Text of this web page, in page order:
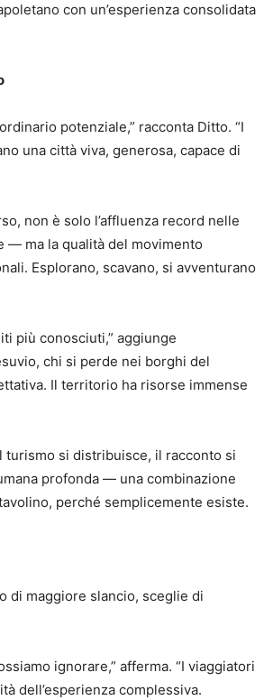
con un’esperienza consolidata
potenziale,” racconta Ditto. “I
una città viva, generosa, capace di
non è solo l’affluenza record nelle
ma la qualità del movimento
Esplorano, scavano, si avventurano
più conosciuti,” aggiunge
chi si perde nei borghi del
Il territorio ha risorse immense
turismo si distribuisce, il racconto si
profonda — una combinazione
perché semplicemente esiste.
di maggiore slancio, sceglie di
ignorare,” afferma. “I viaggiatori
dell’esperienza complessiva.